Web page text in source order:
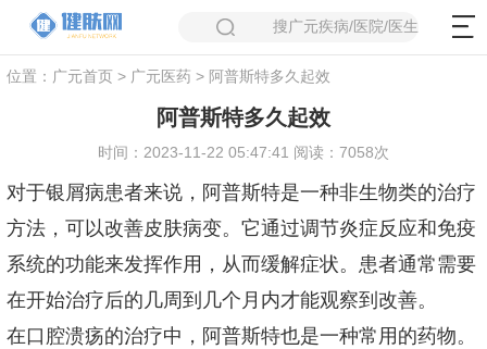
搜广元疾病/医院/医生
位置： 广元首页> 广元医药 > 阿普斯特多久起效
阿普斯特多久起效
时间：2023-11-22 05:47:41 阅读：7058次
对于银屑病患者来说，阿普斯特是一种非生物类的治疗
方法，可以改善皮肤病变。它通过调节炎症反应和免疫
系统的功能来发挥作用，从而缓解症状。患者通常需要
在开始治疗后的几周到几个月内才能观察到改善。
在口腔溃疡的治疗中，阿普斯特也是一种常用的药物。